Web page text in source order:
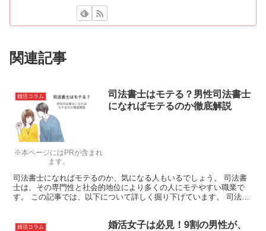
関連記事
※本ページにはPRが含まれ
ます。
婚活コラム
司法書士はモテる？男性司法書士
になればモテるのか徹底解説
司法書士になればモテるのか、気になる人もいるでしょう。 司法書
士は、その専門性と社会的地位により多くの人にモテやすい職業で
す。 この記事では、以下について詳しく掘り下げています。 司法書
婚活コラム
婚活女子は必見！9割の男性が、